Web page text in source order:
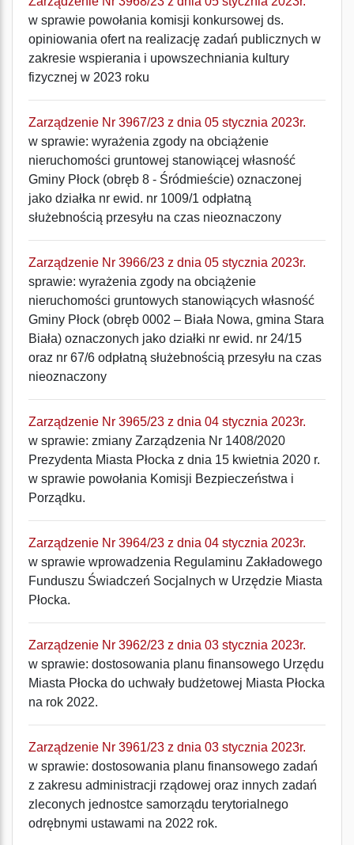
w sprawie powołania komisji konkursowej ds.
opiniowania ofert na realizację zadań publicznych w
zakresie wspierania i upowszechniania kultury
fizycznej w 2023 roku
Zarządzenie Nr 3967/23 z dnia 05 stycznia 2023r.
w sprawie: wyrażenia zgody na obciążenie
nieruchomości gruntowej stanowiącej własność
Gminy Płock (obręb 8 - Śródmieście) oznaczonej
jako działka nr ewid. nr 1009/1 odpłatną
służebnością przesyłu na czas nieoznaczony
Zarządzenie Nr 3966/23 z dnia 05 stycznia 2023r.
sprawie: wyrażenia zgody na obciążenie
nieruchomości gruntowych stanowiących własność
Gminy Płock (obręb 0002 – Biała Nowa, gmina Stara
Biała) oznaczonych jako działki nr ewid. nr 24/15
oraz nr 67/6 odpłatną służebnością przesyłu na czas
nieoznaczony
Zarządzenie Nr 3965/23 z dnia 04 stycznia 2023r.
w sprawie: zmiany Zarządzenia Nr 1408/2020
Prezydenta Miasta Płocka z dnia 15 kwietnia 2020 r.
w sprawie powołania Komisji Bezpieczeństwa i
Porządku.
Zarządzenie Nr 3964/23 z dnia 04 stycznia 2023r.
w sprawie wprowadzenia Regulaminu Zakładowego
Funduszu Świadczeń Socjalnych w Urzędzie Miasta
Płocka.
Zarządzenie Nr 3962/23 z dnia 03 stycznia 2023r.
w sprawie: dostosowania planu finansowego Urzędu
Miasta Płocka do uchwały budżetowej Miasta Płocka
na rok 2022.
Zarządzenie Nr 3961/23 z dnia 03 stycznia 2023r.
w sprawie: dostosowania planu finansowego zadań
z zakresu administracji rządowej oraz innych zadań
zleconych jednostce samorządu terytorialnego
odrębnymi ustawami na 2022 rok.